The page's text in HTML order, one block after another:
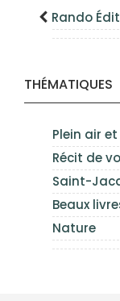
Rando
THÉMATIQUES
Plein air
Récit de
Saint-
Beaux
Nature